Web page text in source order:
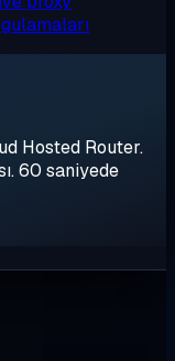
Hosted Router.
60 saniyede